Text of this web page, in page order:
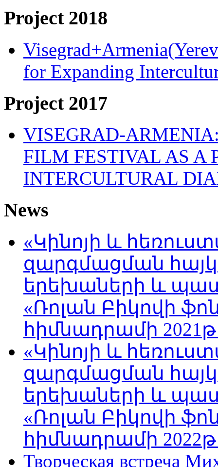
Project 2018
for Expanding
Project 2017
VISEGRAD-
FILM FESTIVAL AS A
INTERCULTURAL
News
«Կինոյի և
զարգմացման
երեխաների և
«Ռոլան Բիկովի
հիմնադրամի
«Կինոյի և
զարգմացման
երեխաների և
«Ռոլան Բիկովի
հիմնադրամի
Творческая встреча